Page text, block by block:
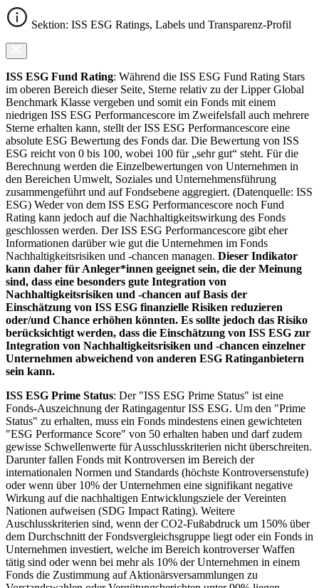
Sektion: ISS ESG Ratings, Labels und Transparenz-Profil
ISS ESG Fund Rating: Während die ISS ESG Fund Rating Stars
im oberen Bereich dieser Seite, Sterne relativ zu der Lipper Global
Benchmark Klasse vergeben und somit ein Fonds mit einem
niedrigen ISS ESG Performancescore im Zweifelsfall auch mehrere
Sterne erhalten kann, stellt der ISS ESG Performancescore eine
absolute ESG Bewertung des Fonds dar. Die Bewertung von ISS
ESG reicht von 0 bis 100, wobei 100 für „sehr gut“ steht. Für die
Berechnung werden die Einzelbewertungen von Unternehmen in
den Bereichen Umwelt, Soziales und Unternehmensführung
zusammengeführt und auf Fondsebene aggregiert. (Datenquelle: ISS
ESG) Weder von dem ISS ESG Performancescore noch Fund
Rating kann jedoch auf die Nachhaltigkeitswirkung des Fonds
geschlossen werden. Der ISS ESG Performancescore gibt eher
Informationen darüber wie gut die Unternehmen im Fonds
Nachhaltigkeitsrisiken und -chancen managen. Dieser Indikator
kann daher für Anleger*innen geeignet sein, die der Meinung
sind, dass eine besonders gute Integration von
Nachhaltigkeitsrisiken und -chancen auf Basis der
Einschätzung von ISS ESG finanzielle Risiken reduzieren
oder/und Chance erhöhen könnten. Es sollte jedoch das Risiko
berücksichtigt werden, dass die Einschätzung von ISS ESG zur
Integration von Nachhaltigkeitsrisiken und -chancen einzelner
Unternehmen abweichend von anderen ESG Ratinganbietern
sein kann.
ISS ESG Prime Status: Der "ISS ESG Prime Status" ist eine
Fonds-Auszeichnung der Ratingagentur ISS ESG. Um den "Prime
Status" zu erhalten, muss ein Fonds mindestens einen gewichteten
"ESG Performance Score" von 50 erhalten haben und darf zudem
gewisse Schwellenwerte für Ausschlusskriterien nicht überschreiten.
Darunter fallen Fonds mit Kontroversen im Bereich der
internationalen Normen und Standards (höchste Kontroversenstufe)
oder wenn über 10% der Unternehmen eine signifikant negative
Wirkung auf die nachhaltigen Entwicklungsziele der Vereinten
Nationen aufweisen (SDG Impact Rating). Weitere
Auschlusskriterien sind, wenn der CO2-Fußabdruck um 150% über
dem Durchschnitt der Fondsvergleichsgruppe liegt oder ein Fonds in
Unternehmen investiert, welche im Bereich kontroverser Waffen
tätig sind oder wenn bei mehr als 10% der Unternehmen in einem
Fonds die Zustimmung auf Aktionärsversammlungen zu